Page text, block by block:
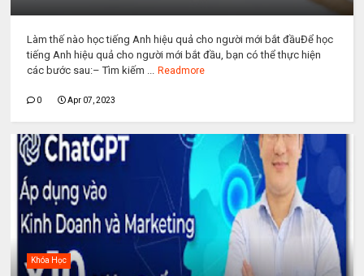
Làm thế nào học tiếng Anh hiệu quả cho người mới bắt đầuĐể học
tiếng Anh hiệu quả cho người mới bắt đầu, bạn có thể thực hiện
các bước sau:– Tìm kiếm ... Readmore
0 Apr 07, 2023
Khóa Học